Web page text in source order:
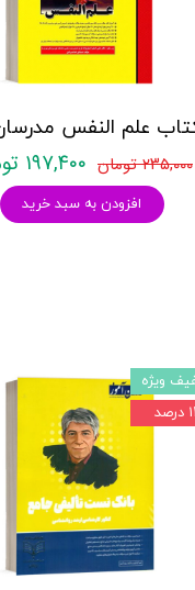
۲۳۵,۰۰۰ تومان ۱۹۷,۴۰۰ تومان
افزودن به سبد خرید
ویژه